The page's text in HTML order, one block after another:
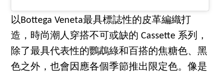
以Bottega Veneta最具標誌性的皮革編織打
造，時尚潮人穿搭不可或缺的 Cassette 系列，
除了最具代表性的鸚鵡綠和百搭的焦糖色、黑
色之外，也會因應各個季節推出限定色。像是